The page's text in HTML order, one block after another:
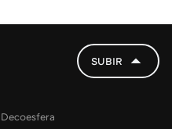
SUBIR
Decoesfera